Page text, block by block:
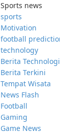
Sports news
sports
Motivation
football
technology
Berita Technologi
Berita Terkini
Tempat Wisata
News Flash
Football
Gaming
Game News